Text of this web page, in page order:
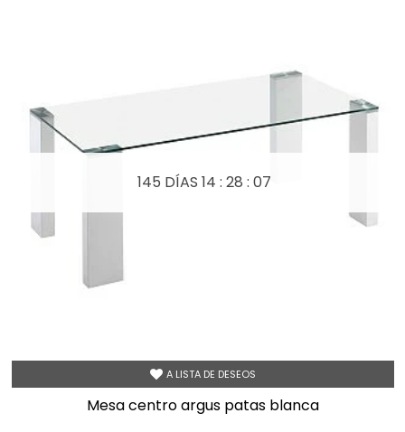
A LISTA DE DESEOS
145 DÍAS 14 : 28 : 05
mesa centro argus patas blanca